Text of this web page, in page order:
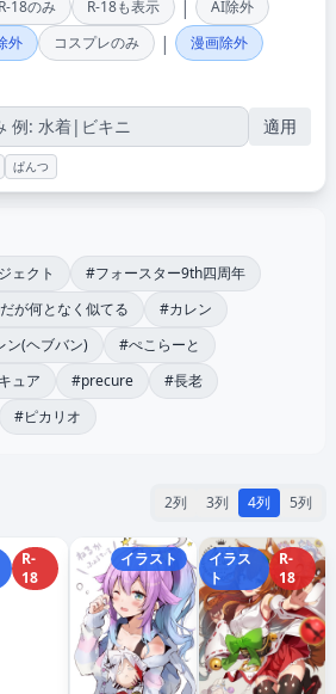
R-18のみ R-18も表示 |
AI除外
外 コスプレのみ |
漫画除外
適用
ぱんつ
ェクト
#フォースター9th四周年
が何となく似てる
#カレン
ン(ヘブバン)
#ぺこらーと
ュア #precure
#長老
#ピカリオ
2列 3列 4列 5列
R-
18
イラスト
イラス
ト
R-
18